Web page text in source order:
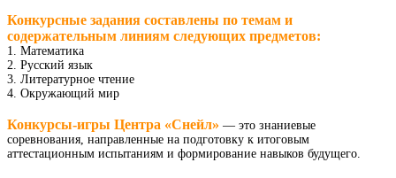
Конкурсные задания составлены по темам и
содержательным линиям следующих предметов​:
1. Математика
2. Русский язык
3. Литературное чтение
4. Окружающий мир
Конкурсы-игры Центра «Снейл» — это знаниевые
соревнования, направленные на подготовку к итоговым
аттестационным испытаниям и формирование навыков будущего.